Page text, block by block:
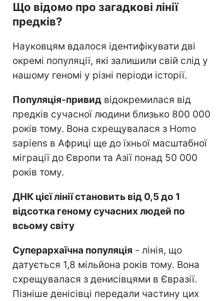
Що відомо про загадкові лінії
предків?
Науковцям вдалося ідентифікувати дві
окремі популяції, які залишили свій слід у
нашому геномі у різні періоди історії.
Популяція-привид відокремилася від
предків сучасної людини близько 800 000
років тому. Вона схрещувалася з Homo
sapiens в Африці ще до їхньої масштабної
міграції до Європи та Азії понад 50 000
років тому.
ДНК цієї лінії становить від 0,5 до 1
відсотка геному сучасних людей по
всьому світу
Суперархаїчна популяція - лінія, що
датується 1,8 мільйона років тому. Вона
схрещувалася з денисівцями в Євразії.
Пізніше денісівці передали частину цих